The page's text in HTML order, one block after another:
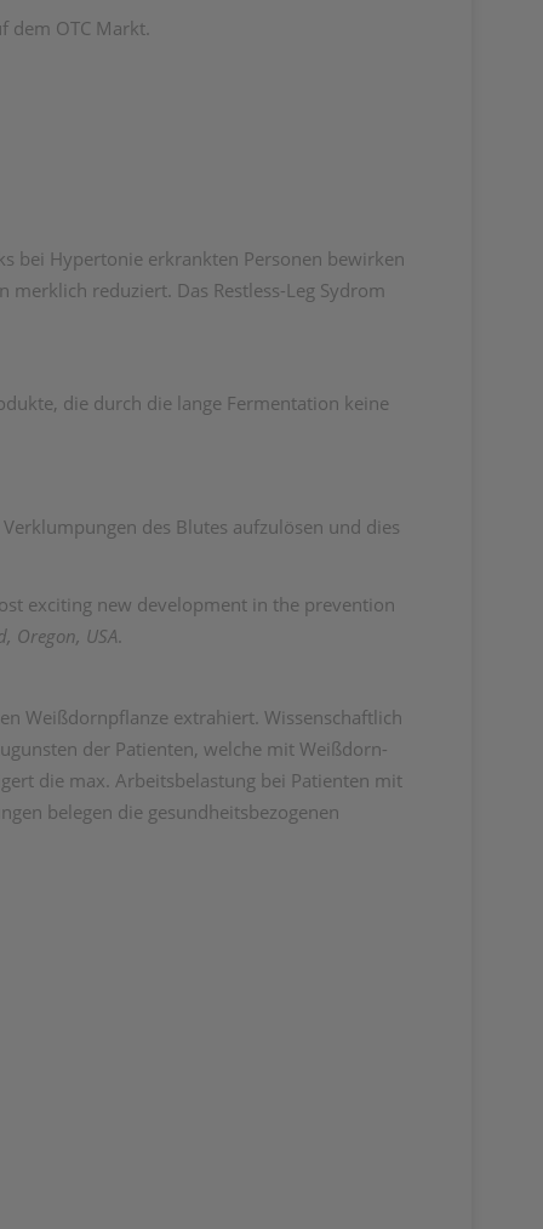
dem OTC Markt.
bei Hypertonie erkrankten Personen bewirken
reduziert. Das Restless-Leg Sydrom
die durch die lange Fermentation keine
des Blutes aufzulösen und dies
exciting new development in the prevention
Oregon, USA.
Weißdornpflanze extrahiert. Wissenschaftlich
der Patienten, welche mit Weißdorn-
die max. Arbeitsbelastung bei Patienten mit
belegen die gesundheitsbezogenen